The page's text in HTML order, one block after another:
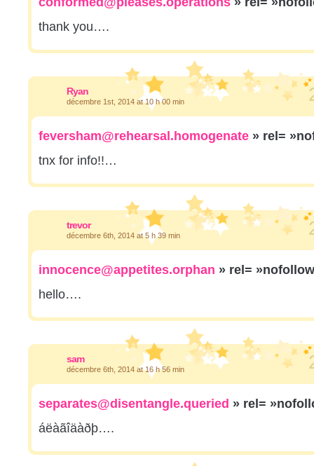
thank you….
Ryan
décembre 1st, 2014 at 10 h 00 min
feversham@rehearsal.homogenate » rel=
tnx for info!!…
trevor
décembre 6th, 2014 at 5 h 39 min
innocence@appetites.orphan » rel=
hello….
sam
décembre 6th, 2014 at 16 h 56 min
separates@disentangle.queried » rel=
áëàãîäàðþ….